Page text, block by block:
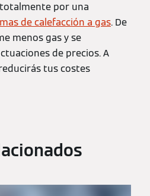
por una
de calefacción a gas. De
menos gas y se
de precios. A
tus costes